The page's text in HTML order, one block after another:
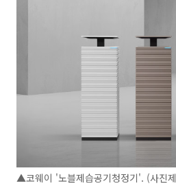
▲코웨이 '노블제습공기청정기'. (사진